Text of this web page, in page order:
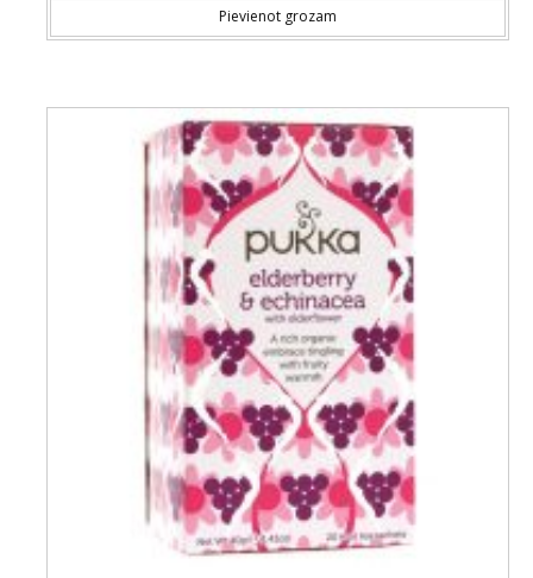
Pievienot grozam